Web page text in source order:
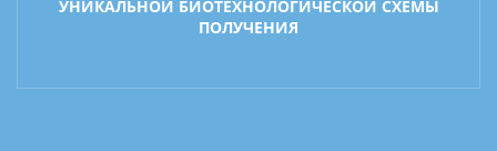
УНИКАЛЬНОЙ БИОТЕХНОЛОГИЧЕСКОЙ СХЕМЫ
ПОЛУЧЕНИЯ